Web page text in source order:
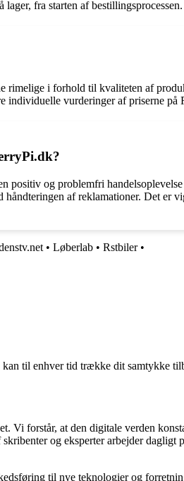
fra starten af bestillingsprocessen.
i forhold til kvaliteten af
vurderinger af priserne på
positiv og problemfri
af reklamationer. Det
• Løberlab • Rstbiler•
til enhver tid trække dit samtykke
forstår, at den digitale verden
og eksperter arbejder
til nye teknologier og